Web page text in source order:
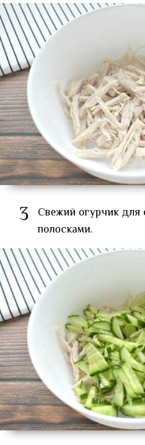
3
Свежий огурчик для
полосками.